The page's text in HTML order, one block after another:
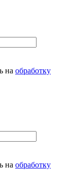
на обработку
на обработку